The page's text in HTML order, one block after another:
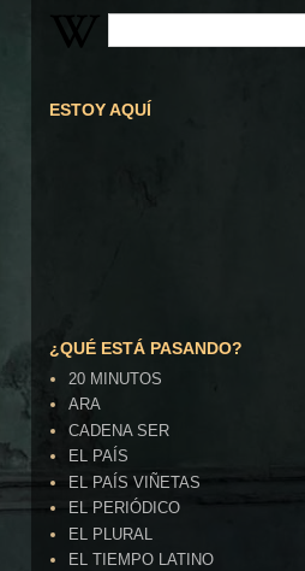
ESTOY AQUÍ
¿QUÉ ESTÁ PASANDO?
20 MINUTOS
ARA
CADENA SER
EL PAÍS
EL PAÍS VIÑETAS
EL PERIÓDICO
EL PLURAL
EL TIEMPO LATINO